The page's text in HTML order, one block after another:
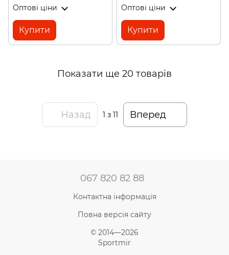
Оптові ціни
Купити
Оптові ціни
Купити
Показати ще 20 товарів
Назад 1 з 11 Вперед
067 820 82 88
Контактна інформація
Повна версія сайту
© 2014—2026
Sportmir